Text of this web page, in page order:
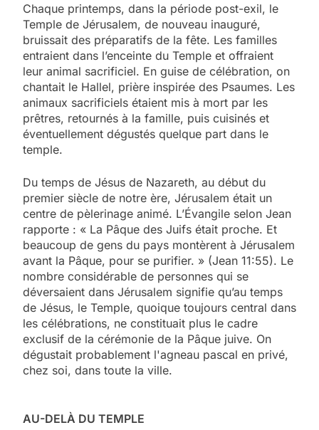
Chaque printemps, dans la période post-exil, le
Temple de Jérusalem, de nouveau inauguré,
bruissait des préparatifs de la fête. Les familles
entraient dans l’enceinte du Temple et offraient
leur animal sacrificiel. En guise de célébration, on
chantait le Hallel, prière inspirée des Psaumes. Les
animaux sacrificiels étaient mis à mort par les
prêtres, retournés à la famille, puis cuisinés et
éventuellement dégustés quelque part dans le
temple.
Du temps de Jésus de Nazareth, au début du
premier siècle de notre ère, Jérusalem était un
centre de pèlerinage animé. L’Évangile selon Jean
rapporte : « La Pâque des Juifs était proche. Et
beaucoup de gens du pays montèrent à Jérusalem
avant la Pâque, pour se purifier. » (Jean 11:55). Le
nombre considérable de personnes qui se
déversaient dans Jérusalem signifie qu’au temps
de Jésus, le Temple, quoique toujours central dans
les célébrations, ne constituait plus le cadre
exclusif de la cérémonie de la Pâque juive. On
dégustait probablement l'agneau pascal en privé,
chez soi, dans toute la ville.
AU-DELÀ DU TEMPLE